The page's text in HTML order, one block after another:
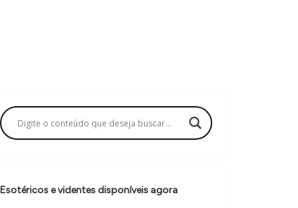
Esotéricos e videntes disponíveis agora